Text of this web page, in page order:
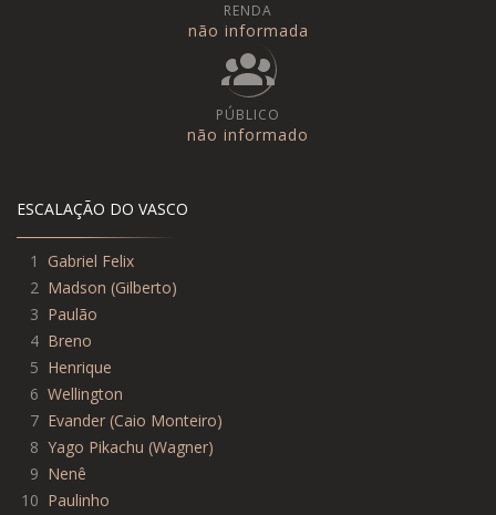
RENDA
não informada
PÚBLICO
não informado
ESCALAÇÃO DO VASCO
1
Gabriel Felix
2 Madson (Gilberto)
3 Paulão
4 Breno
5 Henrique
6 Wellington
7 Evander (Caio Monteiro)
8 Yago Pikachu (Wagner)
9 Nenê
10 Paulinho